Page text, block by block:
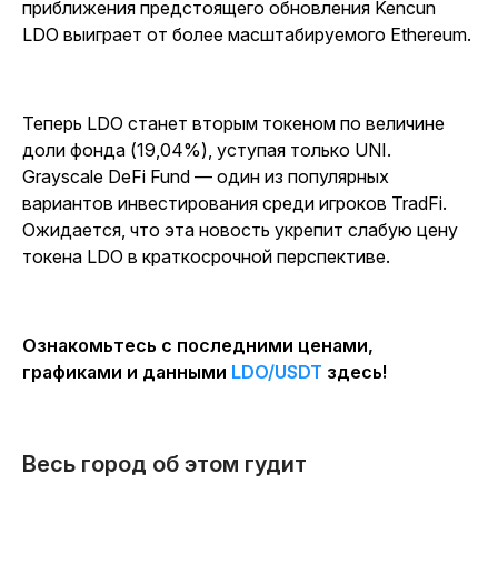
приближения предстоящего обновления Kencun
LDO выиграет от более масштабируемого Ethereum.
Теперь LDO станет вторым токеном по величине
доли фонда (19,04%), уступая только UNI.
Grayscale DeFi Fund — один из популярных
вариантов инвестирования среди игроков TradFi.
Ожидается, что эта новость укрепит слабую цену
токена LDO в краткосрочной перспективе.
Ознакомьтесь с последними ценами,
графиками и данными LDO/USDT здесь!
Весь город об этом гудит